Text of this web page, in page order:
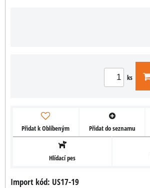
ks
Přidat k Oblíbeným Přidat do seznamu
Hlídací pes
Import kód: US17-19